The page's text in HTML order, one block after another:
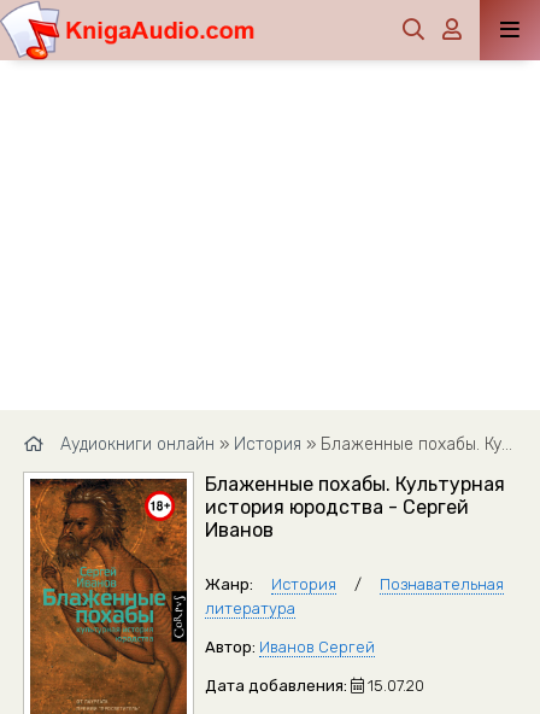
Аудиокниги онлайн » История » Блаженные похабы. Культурная история юродства - Сергей Иванов
Блаженные похабы. Культурная
история юродства - Сергей
Иванов
Жанр: История / Познавательная
литература
Автор: Иванов Сергей
Дата добавления: 15.07.20